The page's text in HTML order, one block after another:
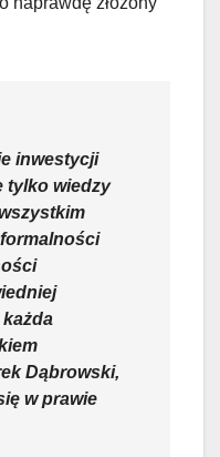
inwestycji
tylko wiedzy
formalności
Dąbrowski,
w prawie